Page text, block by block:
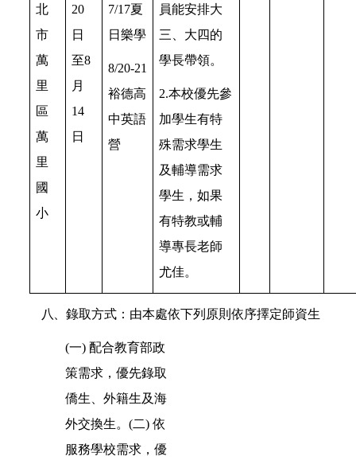
北
市
萬
里
區
萬
里
國
小
20
日
至8
月
14
日
7/17夏
日樂學
8/20-21
裕德高
中英語
營
員能安排大
三、大四的
學長帶領。
2.本校優先參
加學生有特
殊需求學生
及輔導需求
學生，如果
有特教或輔
導專長老師
尤佳。
八 、錄取方式：由本處依下列原則依序擇定師資生
(一) 配合教育部政
策需求，優先錄取
僑生、外籍生及海
外交換生。(二) 依
服務學校需求，優